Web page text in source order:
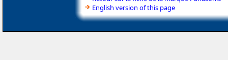
English version of this page